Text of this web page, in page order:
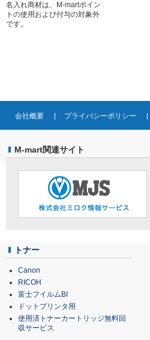
名入れ商材は、M-martポイン
トの使用および付与の対象外
です。
会社概要 プライバシーポリシー
M-mart関連サイト
トナー
Canon
RICOH
富士フイルムBI
ドットプリンタ用
使用済トナーカートリッジ無料回
収サービス